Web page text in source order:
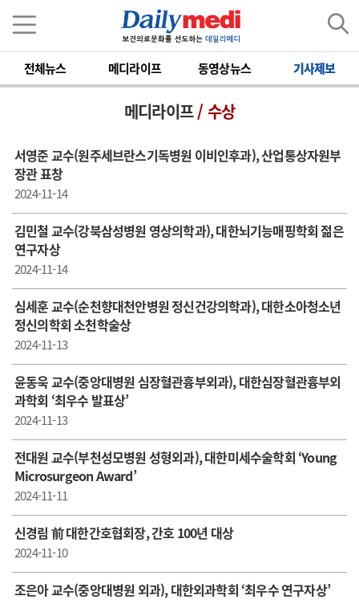
전체뉴스 메디라이프 동영상뉴스 기사제보
메디라이프/ 수상
서영준 교수(원주세브란스기독병원 이비인후과), 산업통상자원부
장관 표창
2024-11-14
김민철 교수(강북삼성병원 영상의학과), 대한뇌기능매핑학회 젊은
연구자상
2024-11-14
심세훈 교수(순천향대천안병원 정신건강의학과), 대한소아청소년
정신의학회 소천학술상
2024-11-13
윤동욱 교수(중앙대병원 심장혈관흉부외과), 대한심장혈관흉부외
과학회 ‘최우수 발표상’
2024-11-13
전대원 교수(부천성모병원 성형외과), 대한미세수술학회 ‘Young
Microsurgeon Award’
2024-11-11
신경림 前 대한간호협회장, 간호 100년 대상
2024-11-10
조은아 교수(중앙대병원 외과), 대한외과학회 ‘최우수 연구자상’